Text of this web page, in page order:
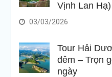
Vịnh Lan Hạ)
03/03/2026
Tour Hải
đêm – Trọn
ngày